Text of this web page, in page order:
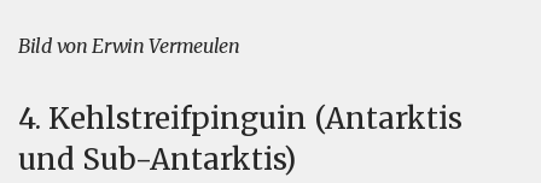
Bild von Erwin Vermeulen
4. Kehlstreifpinguin (Antarktis
und Sub-Antarktis)